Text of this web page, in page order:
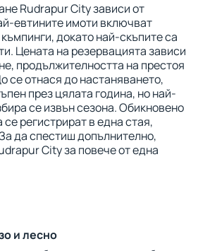
Rudrapur City зависи от
евтините имоти включват
докато най-скъпите са
Цената на резервацията зависи
продължителността на престоя
се отнася до настаняването,
през цялата година, но най-
се извън сезона. Обикновено
се регистрират в една стая,
да спестиш допълнително,
City за повече от една
и лесно